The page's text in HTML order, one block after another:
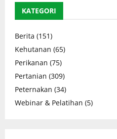
KATEGORI
Berita (151)
Kehutanan (65)
Perikanan (75)
Pertanian (309)
Peternakan (34)
Webinar & Pelatihan (5)